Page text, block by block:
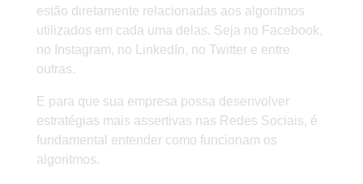
estão diretamente relacionadas aos algoritmos
utilizados em cada uma delas. Seja no Facebook,
no Instagram, no LinkedIn, no Twitter e entre
outras.
E para que sua empresa possa desenvolver
estratégias mais assertivas nas Redes Sociais, é
fundamental entender como funcionam os
algoritmos.